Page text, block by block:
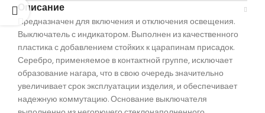
Описание
Предназначен для включения и отключения освещения.
Выключатель с индикатором. Выполнен из качественного
пластика с добавлением стойких к царапинам присадок.
Серебро, применяемое в контактной группе, исключает
образование нагара, что в свою очередь значительно
увеличивает срок эксплуатации изделия, и обеспечивает
надежную коммутацию. Основание выключателя